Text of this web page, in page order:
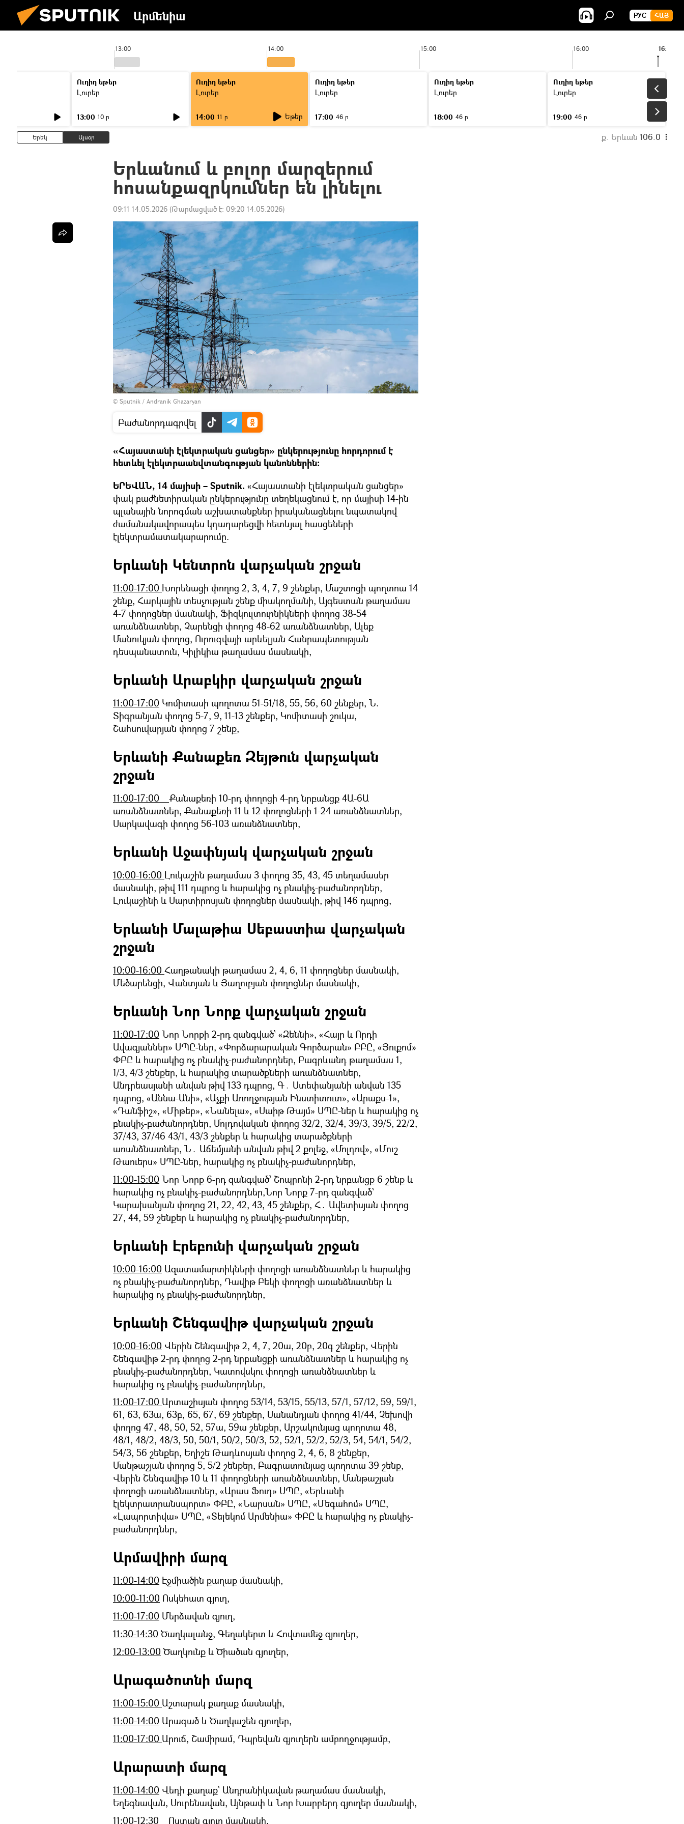
Արմենիա РУС ՀԱՅ
13:00 14:00 15:00 16:00 16:33
Ուղիղ եթեր
Լուրեր
13:00 10 ր
Ուղիղ եթեր
Լուրեր
14:00 11 ր Եթեր
Ուղիղ եթեր
Լուրեր
17:00 46 ր
Ուղիղ եթեր
Լուրեր
18:00 46 ր
Ուղիղ եթեր
Լուրեր
19:00 46 ր
Երեկ Այսօր ք. Երևան 106.0
Երևանում և բոլոր մարզերում
հոսանքազրկումներ են լինելու
09:11 14.05.2026 (Թարմացված է: 09:20 14.05.2026)
© Sputnik / Andranik Ghazaryan
Բաժանորդագրվել
«Հայաստանի էլեկտրական ցանցեր» ընկերությունը հորդորում է
հետևել էլեկտրաանվտանգության կանոններին:
ԵՐԵՎԱՆ, 14 մայիսի – Sputnik. «Հայաստանի էլեկտրական ցանցեր»
փակ բաժնետիրական ընկերությունը տեղեկացնում է, որ մայիսի 14-ին
պլանային նորոգման աշխատանքներ իրականացնելու նպատակով
ժամանակավորապես կդադարեցվի հետևյալ հասցեների
էլեկտրամատակարարումը.
Երևանի Կենտրոն վարչական շրջան
11։00-17։00 Խորենացի փողոց 2, 3, 4, 7, 9 շենքեր, Մաշտոցի պողտոա 14
շենք, Հարկային տեսչության շենք միակողմանի, Այգեստան թաղամաս
4-7 փողոցներ մասնակի, Ֆիզկուլտուրնիկների փողոց 38-54
առանձնատներ, Չարենցի փողոց 48-62 առանձնատներ, Ալեք
Մանուկյան փողոց, Ուրուգվայի արևելյան Հանրապետության
դեսպանատուն, Կիլիկիա թաղամաս մասնակի,
Երևանի Արաբկիր վարչական շրջան
11:00-17:00 Կոմիտասի պողոտա 51-51/18, 55, 56, 60 շենքեր, Ն.
Տիգրանյան փողոց 5-7, 9, 11-13 շենքեր, Կոմիտասի շուկա,
Շահսուվարյան փողոց 7 շենք,
Երևանի Քանաքեռ Զեյթուն վարչական
շրջան
11:00-17:00 Քանաքեռի 10-րդ փողոցի 4-րդ նրբանցք 4Ա-6Ա
առանձնատներ, Քանաքեռի 11 և 12 փողոցների 1-24 առանձնատներ,
Սարկավագի փողոց 56-103 առանձնատներ,
Երևանի Աջափնյակ վարչական շրջան
10:00-16:00 Լուկաշին թաղամաս 3 փողոց 35, 43, 45 տեղամասեր
մասնակի, թիվ 111 դպրոց և հարակից ոչ բնակիչ-բաժանորդներ,
Լուկաշինի և Մարտիրոսյան փողոցներ մասնակի, թիվ 146 դպրոց,
Երևանի Մալաթիա Սեբաստիա վարչական
շրջան
10:00-16:00 Հաղթանակի թաղամաս 2, 4, 6, 11 փողոցներ մասնակի,
Մեծարենցի, Վանտյան և Յաղուբյան փողոցներ մասնակի,
Երևանի Նոր Նորք վարչական շրջան
11:00-17:00 Նոր Նորքի 2-րդ զանգված՝ «Զեննի», «Հայր և Որդի
Ավագյաններ» ՍՊԸ-ներ, «Փորձարարական Գործարան» ԲԲԸ, «Յուքոմ»
ՓԲԸ և հարակից ոչ բնակիչ-բաժանորդներ, Բագրևանդ թաղամաս 1,
1/3, 4/3 շենքեր, և հարակից տարածքների առանձնատներ,
Անդրեասյանի անվան թիվ 133 դպրոց, Գ․ Ստեփանյանի անվան 135
դպրոց, «Աննա-Անի», «Աչքի Առողջության Ինստիտուտ», «Արաքս-1»,
«Դանֆիշ», «Միթեբ», «Նանելա», «Սաիթ Թայմ» ՍՊԸ-ներ և հարակից ոչ
բնակիչ-բաժանորդներ, Մոլդովական փողոց 32/2, 32/4, 39/3, 39/5, 22/2,
37/43, 37/46 43/1, 43/3 շենքեր և հարակից տարածքների
առանձնատներ, Ն․ Աճեմյանի անվան թիվ 2 քոլեջ, «Մոլդով», «Մուշ
Թաուերս» ՍՊԸ-ներ, հարակից ոչ բնակիչ-բաժանորդներ,
11:00-15:00 Նոր Նորք 6-րդ զանգված՝ Շոպրոնի 2-րդ նրբանցք 6 շենք և
հարակից ոչ բնակիչ-բաժանորդներ,Նոր Նորք 7-րդ զանգված՝
Կարախանյան փողոց 21, 22, 42, 43, 45 շենքեր, Հ․ Ավետիսյան փողոց
27, 44, 59 շենքեր և հարակից ոչ բնակիչ-բաժանորդներ,
Երևանի Էրեբունի վարչական շրջան
10:00-16:00 Ազատամարտիկների փողոցի առանձնատներ և հարակից
ոչ բնակիչ-բաժանորդներ, Դավիթ Բեկի փողոցի առանձնատներ և
հարակից ոչ բնակիչ-բաժանորդներ,
Երևանի Շենգավիթ վարչական շրջան
10:00-16:00 Վերին Շենգավիթ 2, 4, 7, 20ա, 20բ, 20գ շենքեր, Վերին
Շենգավիթ 2-րդ փողոց 2-րդ նրբանցքի առանձնատներ և հարակից ոչ
բնակիչ-բաժանորդներ, Կատովսկու փողոցի առանձնատներ և
հարակից ոչ բնակիչ-բաժանորդներ,
11:00-17:00 Արտաշիսյան փողոց 53/14, 53/15, 55/13, 57/1, 57/12, 59, 59/1,
61, 63, 63ա, 63բ, 65, 67, 69 շենքեր, Մանանդյան փողոց 41/44, Չեխովի
փողոց 47, 48, 50, 52, 57ա, 59ա շենքեր, Արշակունյաց պողոտա 48,
48/1, 48/2, 48/3, 50, 50/1, 50/2, 50/3, 52, 52/1, 52/2, 52/3, 54, 54/1, 54/2,
54/3, 56 շենքեր, Եղիշե Թադևոսյան փողոց 2, 4, 6, 8 շենքեր,
Մանթաշյան փողոց 5, 5/2 շենքեր, Բագրատունյաց պողոտա 39 շենք,
Վերին Շենգավիթ 10 և 11 փողոցների առանձնատներ, Մանթաշյան
փողոցի առանձնատներ, «Արաս Ֆուդ» ՍՊԸ, «Երևանի
էլեկտրատրանսպորտ» ՓԲԸ, «Նարսան» ՍՊԸ, «Մեգահոմ» ՍՊԸ,
«Լապորտիվա» ՍՊԸ, «Տելեկոմ Արմենիա» ՓԲԸ և հարակից ոչ բնակիչ-
բաժանորդներ,
Արմավիրի մարզ
11:00-14:00 Էջմիածին քաղաք մասնակի,
10:00-11:00 Ոսկեհատ գյուղ,
11:00-17:00 Մերձավան գյուղ,
11:30-14:30 Ծաղկալանջ, Գեղակերտ և Հովտամեջ գյուղեր,
12:00-13:00 Ծաղկունք և Ծիածան գյուղեր,
Արագածոտնի մարզ
11:00-15:00 Աշտարակ քաղաք մասնակի,
11:00-14:00 Արագած և Ծաղկաշեն գյուղեր,
11:00-17:00 Արուճ, Շամիրամ, Դպրեվան գյուղերն ամբողջությամբ,
Արարատի մարզ
11:00-14:00 Վեդի քաղաք` Անդրանիկավան թաղամաս մասնակի,
Եղեգնավան, Սուրենավան, Այնթափ և Նոր Խարբերդ գյուղեր մասնակի,
11:00-12:30 Ոստան գյուղ մասնակի,